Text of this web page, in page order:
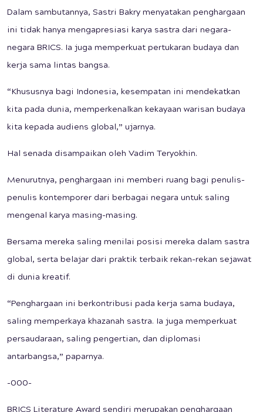
Dalam sambutannya, Sastri Bakry menyatakan penghargaan
ini tidak hanya mengapresiasi karya sastra dari negara-
negara BRICS. Ia juga memperkuat pertukaran budaya dan
kerja sama lintas bangsa.
“Khususnya bagi Indonesia, kesempatan ini mendekatkan
kita pada dunia, memperkenalkan kekayaan warisan budaya
kita kepada audiens global,” ujarnya.
Hal senada disampaikan oleh Vadim Teryokhin.
Menurutnya, penghargaan ini memberi ruang bagi penulis-
penulis kontemporer dari berbagai negara untuk saling
mengenal karya masing-masing.
Bersama mereka saling menilai posisi mereka dalam sastra
global, serta belajar dari praktik terbaik rekan-rekan sejawat
di dunia kreatif.
“Penghargaan ini berkontribusi pada kerja sama budaya,
saling memperkaya khazanah sastra. Ia juga memperkuat
persaudaraan, saling pengertian, dan diplomasi
antarbangsa,” paparnya.
-000-
BRICS Literature Award sendiri merupakan penghargaan